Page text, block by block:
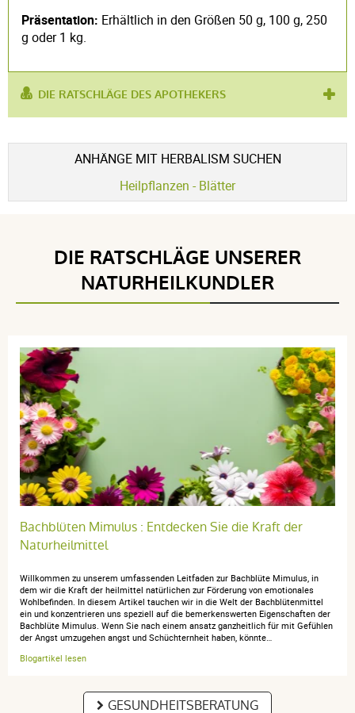
Präsentation: Erhältlich in den Größen 50 g, 100 g, 250
g oder 1 kg.
DIE RATSCHLÄGE DES APOTHEKERS
Produkt enthält : Basilikum
ANHÄNGE MIT HERBALISM SUCHEN
Heilpflanzen - Blätter
DIE RATSCHLÄGE UNSERER
NATURHEILKUNDLER
Bachblüten Mimulus : Entdecken Sie die Kraft der
Naturheilmittel
Willkommen zu unserem umfassenden Leitfaden zur Bachblüte Mimulus, in
dem wir die Kraft der heilmittel natürlichen zur Förderung von emotionales
Wohlbefinden. In diesem Artikel tauchen wir in die Welt der Bachblütenmittel
ein und konzentrieren uns speziell auf die bemerkenswerten Eigenschaften der
Bachblüte Mimulus. Wenn Sie nach einem ansatz ganzheitlich für mit Gefühlen
der Angst umzugehen angst und Schüchternheit haben, könnte…
Blogartikel lesen
GESUNDHEITSBERATUNG